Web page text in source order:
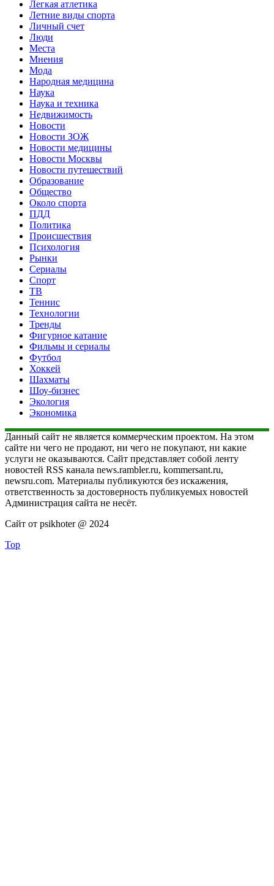
Легкая атлетика
Летние виды спорта
Личный счет
Люди
Места
Мнения
Мода
Народная медицина
Наука
Наука и техника
Недвижимость
Новости
Новости ЗОЖ
Новости медицины
Новости Москвы
Новости путешествий
Образование
Общество
Около спорта
ПДД
Политика
Происшествия
Психология
Рынки
Сериалы
Спорт
ТВ
Теннис
Технологии
Тренды
Фигурное катание
Фильмы и сериалы
Футбол
Хоккей
Шахматы
Шоу-бизнес
Экология
Экономика
Данный сайт не является коммерческим проектом. На этом
сайте ни чего не продают, ни чего не покупают, ни какие
услуги не оказываются. Сайт представляет собой ленту
новостей RSS канала news.rambler.ru, kommersant.ru,
newsru.com. Материалы публикуются без искажения,
ответственность за достоверность публикуемых новостей
Администрация сайта не несёт.
Сайт от psikhoter @ 2024
Top